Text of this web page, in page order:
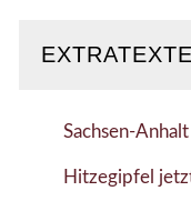
EXTRATEXTE
Sachsen-Anhalt
Hitzegipfel